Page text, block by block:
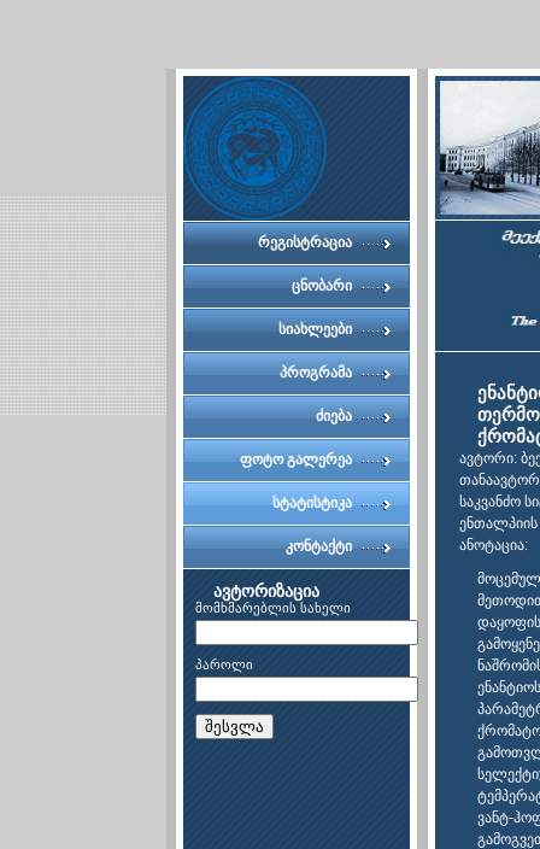
რეგისტრაცია
ცნობარი
სიახლეები
პროგრამა
ძიება
ფოტო გალერეა
სტატისტიკა
კონტაქტი
ავტორიზაცია
მომხმარებლის სახელი
პაროლი
შესვლა
ავტორი:
საკვანძო
ანოტაცია:
ვანტ-